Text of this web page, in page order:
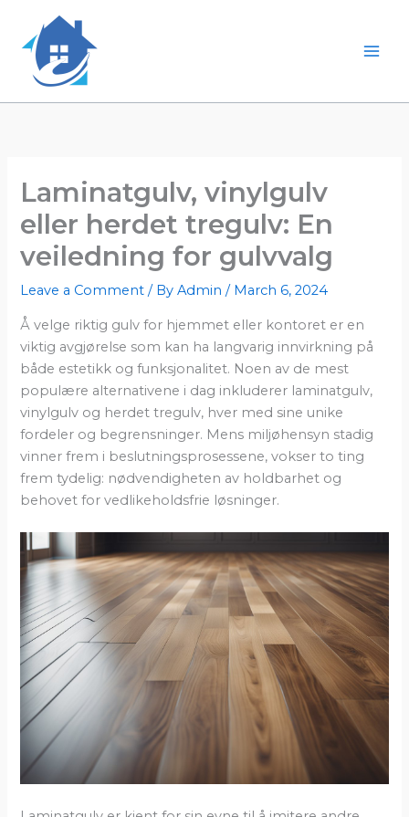
content
Laminatgulv, vinylgulv
eller herdet tregulv: En
veiledning for gulvvalg
Leave a Comment / ByAdmin/ March 6, 2024
Å velge riktig gulv for hjemmet eller kontoret er en
viktig avgjørelse som kan ha langvarig innvirkning på
både estetikk og funksjonalitet. Noen av de mest
populære alternativene i dag inkluderer laminatgulv,
vinylgulv og herdet tregulv, hver med sine unike
fordeler og begrensninger. Mens miljøhensyn stadig
vinner frem i beslutningsprosessene, vokser to ting
frem tydelig: nødvendigheten av holdbarhet og
behovet for vedlikeholdsfrie løsninger.